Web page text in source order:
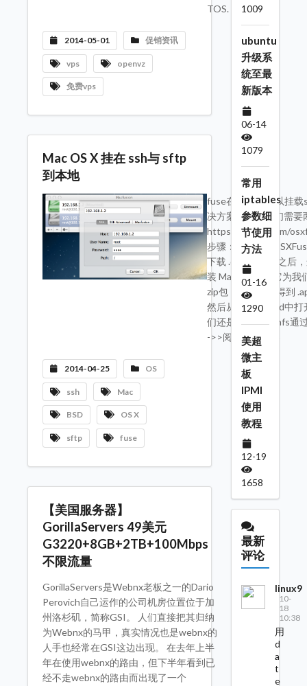
TOS.
2014-05-01 促销资讯
vps openvz
免费vps
Mac OS X 挂在 ssh与 sftp
到本地
fuse在linux下可以挂
决方案：首先我们需要
https://github.com/
步骤：1、安装
下载 .dmg，挂载之后
装 Macfusion，它为我
zip包，解压之后得到
然后从 Launchpad中
们还是没使用 sshfs通
->>阅读完整内容
2014-04-25 OS
ssh Mac
BSD OS X
sftp fuse
【美国服务器】
GorillaServers 49美元
G3220+8GB+2TB+100Mbps
不限流量
GorillaServers是Webnx老板之一的Dario
Perovich自己运作的公司机房位置位于加
州洛杉矶，简称GSI。 人们直接把其归纳
为Webnx的马甲，真实情况也是webnx的
人手也经常在GSI这边出现。 在去年上半
年在使用webnx的路由，但下半年看到已
经不走webnx的路由而出现了一个
1009
ubuntu
升级系
统至最
新版本
06-14
1079
常用
iptables
参数细
节使用
方法
01-16
1290
美超
微主
板
IPMI
使用
教程
12-19
1658
最新
评论
linux9
10-
18
10:38
用
d
a
t
e